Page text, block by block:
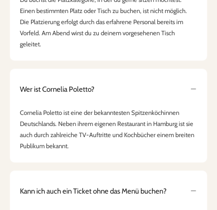
Einen bestimmten Platz oder Tisch zu buchen, ist nicht möglich.
Die Platzierung erfolgt durch das erfahrene Personal bereits im
Vorfeld. Am Abend wirst du zu deinem vorgesehenen Tisch
geleitet.
Wer ist Cornelia Poletto?
Cornelia Poletto ist eine der bekanntesten Spitzenköchinnen
Deutschlands. Neben ihrem eigenen Restaurant in Hamburg ist sie
auch durch zahlreiche TV-Auftritte und Kochbücher einem breiten
Publikum bekannt.
Kann ich auch ein Ticket ohne das Menü buchen?